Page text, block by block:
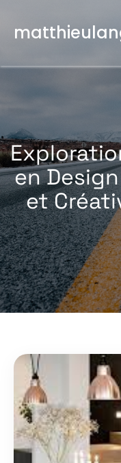
contenu
en
et